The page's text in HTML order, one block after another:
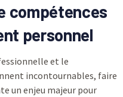
compétences
personnel
et le
incontournables, faire
un enjeu majeur pour